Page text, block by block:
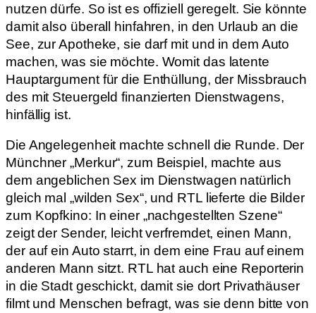
nutzen dürfe. So ist es offiziell geregelt. Sie könnte
damit also überall hinfahren, in den Urlaub an die
See, zur Apotheke, sie darf mit und in dem Auto
machen, was sie möchte. Womit das latente
Hauptargument für die Enthüllung, der Missbrauch
des mit Steuergeld finanzierten Dienstwagens,
hinfällig ist.
Die Angelegenheit machte schnell die Runde. Der
Münchner „Merkur“, zum Beispiel, machte aus
dem angeblichen Sex im Dienstwagen natürlich
gleich mal „wilden Sex“, und RTL lieferte die Bilder
zum Kopfkino: In einer „nachgestellten Szene“
zeigt der Sender, leicht verfremdet, einen Mann,
der auf ein Auto starrt, in dem eine Frau auf einem
anderen Mann sitzt. RTL hat auch eine Reporterin
in die Stadt geschickt, damit sie dort Privathäuser
filmt und Menschen befragt, was sie denn bitte von